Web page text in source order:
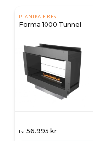
PLANIKA FIRES
Forma 1000 Tunnel
fra 56.995 kr